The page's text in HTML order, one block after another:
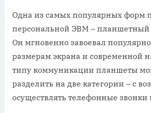
Одна из самых популярных форм
персональной ЭВМ – планшетный
Он мгновенно завоевал
размерам экрана и современной
типу коммуникации планшеты
разделить на две категории – с
осуществлять телефонные звонки